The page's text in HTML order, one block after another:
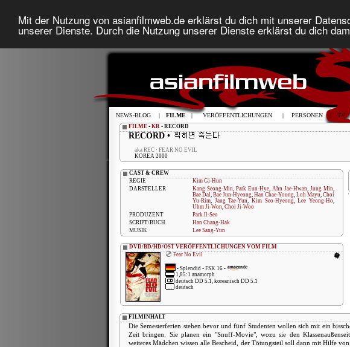
Mit der Nutzung von asianfilmweb.de erklärst du dich mit unserer
unserer Dienste. Durch die Nutzung unserer Dienste erklärst du dich
NEWS-BLOG | FILME | VERÖFFENTLICHUNGEN | PERSONEN | TV
FILME • KR • RECORD
RECORD •
aka REC · FEAR NO EVIL
KOREA 2000
CAST & CREW
REGIE
Kim Gi-Hun
DARSTELLER
Kang Seong-Min, Park Eun-Hye, Ahn Jae-Hwan, Jung Min,
Bae Dal, Bae Jun-Hyeong, Han Chae-Young, Loh Mayu, Choi
Yu-Rim, Jang Tae-Yun,Kim Seo-Hyeong,Lee Yeong-Ho,
Uhm Ji-Won, Choi Ji-Woo
PRODUZENT
Park Il-Seo
SCRIPT/BUCH
Han Chang-Hak
MUSIK
Lee Sang-Yun
DVD/BD/HD/OST VERÖFFENTLICHUNGEN VOM FILM
Fear No Evil
• Splendid • FSK 16 •
1,85:1 anamorph
deutsch DD 5.1, koreanisch DD 5.1
deutsch
FILMINHALT
Die Semesterferien stehen bevor und fünf Studenten wollen sich mit ein
Zeit bringen. Sie planen ein "Snuff-Movie", wozu sie den
weiteres Mädchen wissen alle Bescheid, der Tötungsteil soll dann mit Hilfe von